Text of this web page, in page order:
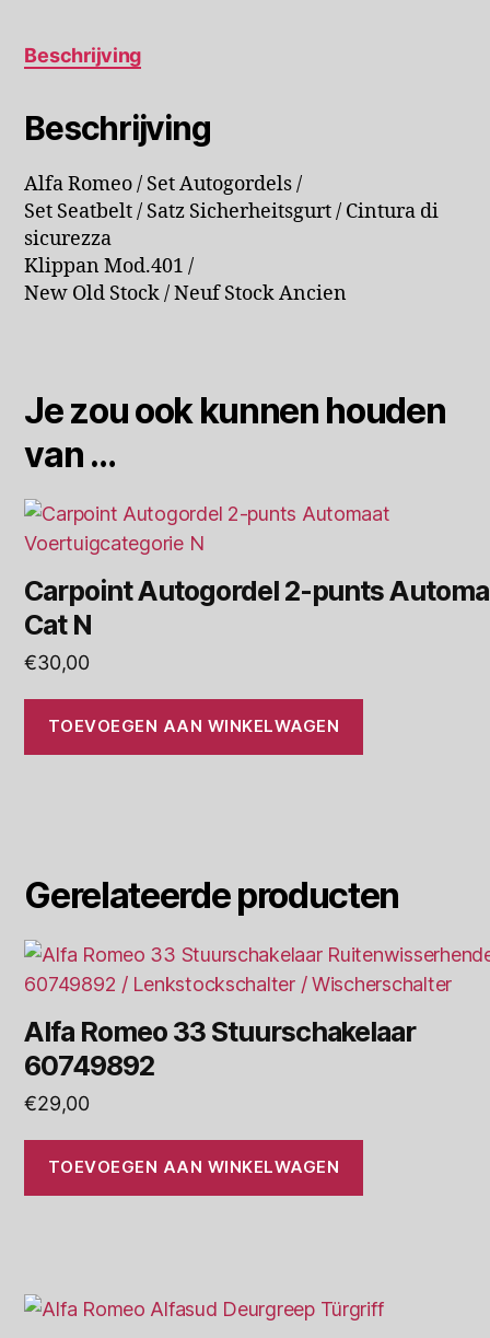
Beschrijving
Beschrijving
Alfa Romeo / Set Autogordels /
Set Seatbelt / Satz Sicherheitsgurt / Cintura di
sicurezza
Klippan Mod.401 /
New Old Stock / Neuf Stock Ancien
Je zou ook kunnen houden
van …
Carpoint Autogordel 2-punts
Cat N
€30,00
TOEVOEGEN AAN WINKELWAGEN
Gerelateerde producten
Alfa Romeo 33 Stuurschakelaar
60749892
€29,00
TOEVOEGEN AAN WINKELWAGEN